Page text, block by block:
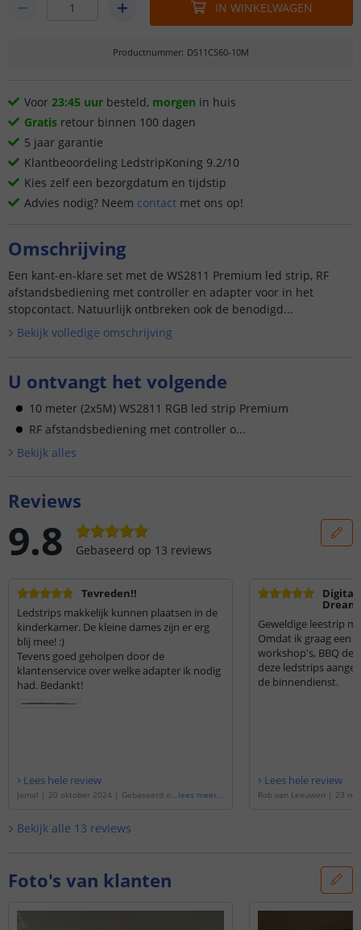
IN WINKELWAGEN
Productnummer: DS11CS60-10M
Voor 23:45 uur besteld, morgen in huis
Gratis retour binnen 100 dagen
5 jaar garantie
Klantbeoordeling LedstripKoning 9.2/10
Kies zelf een bezorgdatum en tijdstip
Advies nodig? Neem contact met ons op!
Omschrijving
Een kant-en-klare set met de WS2811 Premium led strip, RF
afstandsbediening met controller en adapter voor in het
stopcontact. Natuurlijk ontbreken ook de benodigd...
Bekijk volledige omschrijving
U ontvangt het volgende
10 meter (2x5M) WS2811 RGB led strip Premium
RF afstandsbediening met controller o...
Bekijk alles
Reviews
9.8 Gebaseerd op 13 reviews
Tevreden!!
Ledstrips makkelijk kunnen plaatsen in de
kinderkamer. De kleine dames zijn er erg
blij mee! :)
Tevens goed geholpen door de
klantenservice over welke adapter ik nodig
had. Bedankt!
Lees hele review
Jamal | 20 oktober 2024 | Gebaseerd op lees meer...
Geweldige leestrip
Omdat ik graag een
workshop's, BBQ
deze ledstrips
de binnendienst.
Lees hele review
Rob van Leeuwen | 23
Bekijk alle 13 reviews
Foto's van klanten